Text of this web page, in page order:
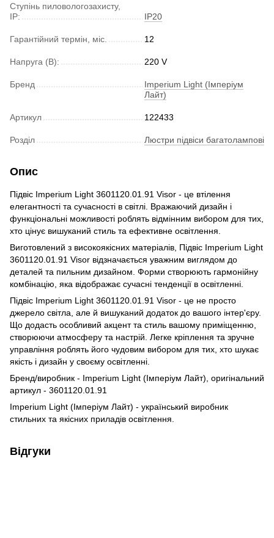
Ступінь пиловологозахисту,
IP:
IP20
Гарантійний термін, міс. 12
Напруга (В): 220 V
Бренд
Imperium Light (Імперіум
Лайт)
Артикул 122433
Розділ Люстри підвіси багатолампові
Опис
Підвіс Imperium Light 3601120.01.91 Visor - це втілення
елегантності та сучасності в світлі. Вражаючий дизайн і
функціональні можливості роблять відмінним вибором для тих,
хто цінує вишуканий стиль та ефективне освітлення.
Виготовлений з високоякісних матеріалів, Підвіс Imperium Light
3601120.01.91 Visor відзначається уважним виглядом до
деталей та пильним дизайном. Форми створюють гармонійну
комбінацію, яка відображає сучасні тенденції в освітленні.
Підвіс Imperium Light 3601120.01.91 Visor - це не просто
джерело світла, але й вишуканий додаток до вашого інтер'єру.
Що додасть особливий акцент та стиль вашому приміщенню,
створюючи атмосферу та настрій. Легке кріплення та зручне
управління роблять його чудовим вибором для тих, хто шукає
якість і дизайн у своєму освітленні.
Бренд/виробник - Imperium Light (Імперіум Лайт), оригінальний
артикул - 3601120.01.91
Imperium Light (Імперіум Лайт) - український виробник
стильних та якісних приладів освітлення.
Відгуки